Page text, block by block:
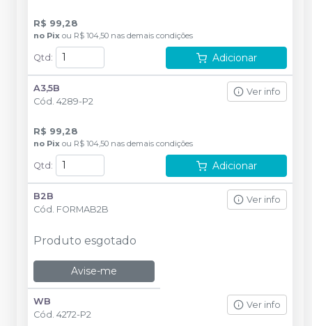
R$ 99,28
no Pix ou R$ 104,50 nas demais condições
Qtd : Adicionar
A3,5B
Cód. 4289-P2
Ver info
R$ 99,28
no Pix ou R$ 104,50 nas demais condições
Qtd : Adicionar
B2B
Cód. FORMAB2B
Ver info
Produto esgotado
Avise-me
WB
Cód. 4272-P2
Ver info